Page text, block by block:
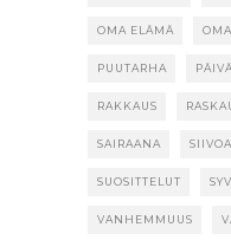
OMA ELÄMÄ
PUUTARHA
RAKKAUS
SAIRAANA
SUOSITTELUT
VANHEMMUUS